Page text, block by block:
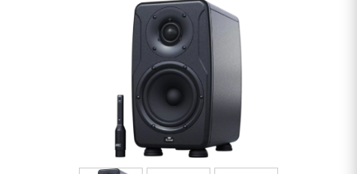
Synths & samplers
Hoofdtelefoon